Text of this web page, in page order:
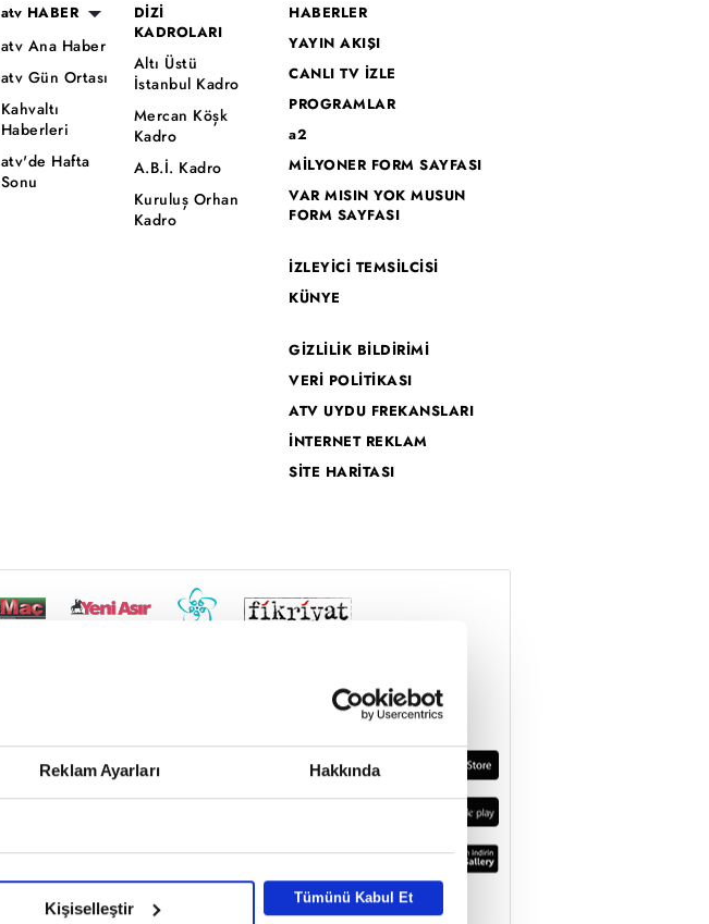
Reklam Ayarları Hakkında
Kişiselleştir
Tümünü Kabul Et
atv HABER
atv Ana Haber
atv Gün Ortası
Kahvaltı
Haberleri
atv'de Hafta
Sonu
DİZİ
KADROLARI
Altı Üstü
İstanbul Kadro
Mercan Köşk
Kadro
A.B.İ. Kadro
Kuruluş Orhan
Kadro
HABERLER
YAYIN AKIŞI
CANLI TV İZLE
PROGRAMLAR
a2
MİLYONER FORM SAYFASI
VAR MISIN YOK MUSUN
FORM SAYFASI
İZLEYİCİ TEMSİLCİSİ
KÜNYE
GİZLİLİK BİLDİRİMİ
VERİ POLİTİKASI
ATV UYDU FREKANSLARI
İNTERNET REKLAM
SİTE HARİTASI